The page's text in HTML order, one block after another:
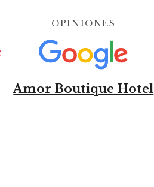
OPINIONES
Amor Boutique Hotel